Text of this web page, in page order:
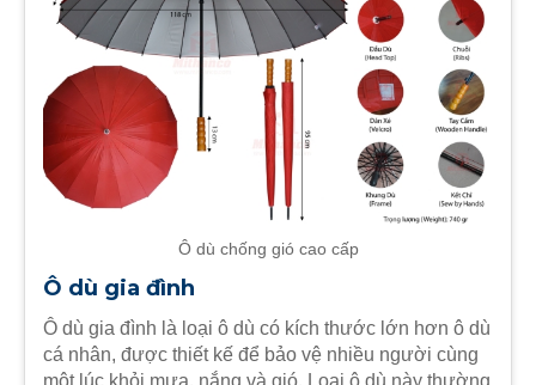
Ô dù chống gió cao cấp
Ô dù gia đình
Ô dù gia đình là loại ô dù có kích thước lớn hơn ô dù
cá nhân, được thiết kế để bảo vệ nhiều người cùng
một lúc khỏi mưa, nắng và gió. Loại ô dù này thường